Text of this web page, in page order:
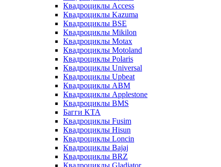
Квадроциклы Access
Квадроциклы Kazuma
Квадроциклы BSE
Квадроциклы Mikilon
Квадроциклы Motax
Квадроциклы Motoland
Квадроциклы Polaris
Квадроциклы Universal
Квадроциклы Upbeat
Квадроциклы ABM
Квадроциклы Applestone
Квадроциклы BMS
Багги KTA
Квадроциклы Fusim
Квадроциклы Hisun
Квадроциклы Loncin
Квадроциклы Bajaj
Квадроциклы BRZ
Квадроциклы Gladiator